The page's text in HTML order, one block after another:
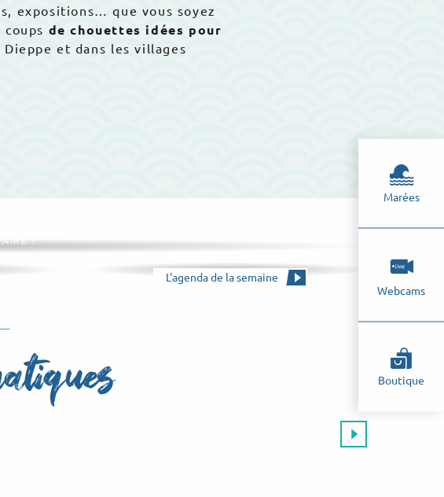
Marées
Webcams
Boutique
expositions… que vous soyez
de chouettes idées pour
Dieppe et dans les villages
!
L'agenda de la semaine